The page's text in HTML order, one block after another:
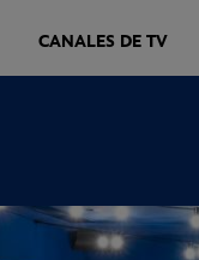
CANALES DE TV